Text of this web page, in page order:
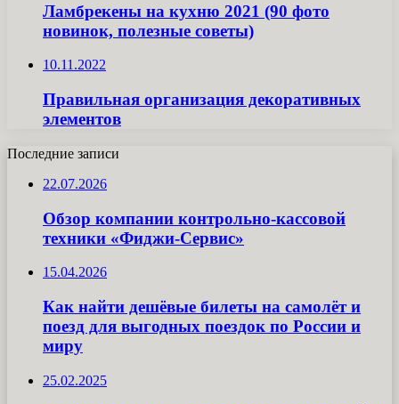
Ламбрекены на кухню 2021 (90 фото
новинок, полезные советы)
10.11.2022
Правильная организация декоративных
элементов
Последние записи
22.07.2026
Обзор компании контрольно-кассовой
техники «Фиджи-Сервис»
15.04.2026
Как найти дешёвые билеты на самолёт и
поезд для выгодных поездок по России и
миру
25.02.2025